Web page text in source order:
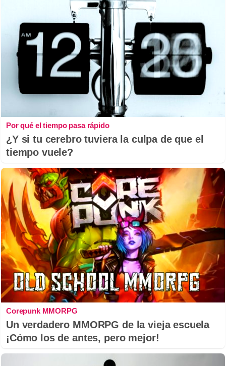
Por qué el tiempo pasa rápido
¿Y si tu cerebro tuviera la culpa de que el
tiempo vuele?
Corepunk MMORPG
Un verdadero MMORPG de la vieja escuela
¡Cómo los de antes, pero mejor!